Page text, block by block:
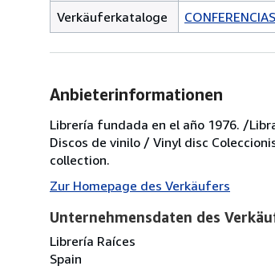
Verkäuferkataloge
CONFERENCIAS
Anbieterinformationen
Librería fundada en el año 1976. /
Discos de vinilo / Vinyl disc
collection.
Zur Homepage des Verkäufers
Unternehmensdaten des
Librería Raíces
Spain